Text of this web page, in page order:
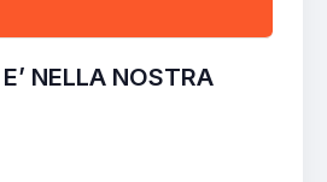
NELLA NOSTRA